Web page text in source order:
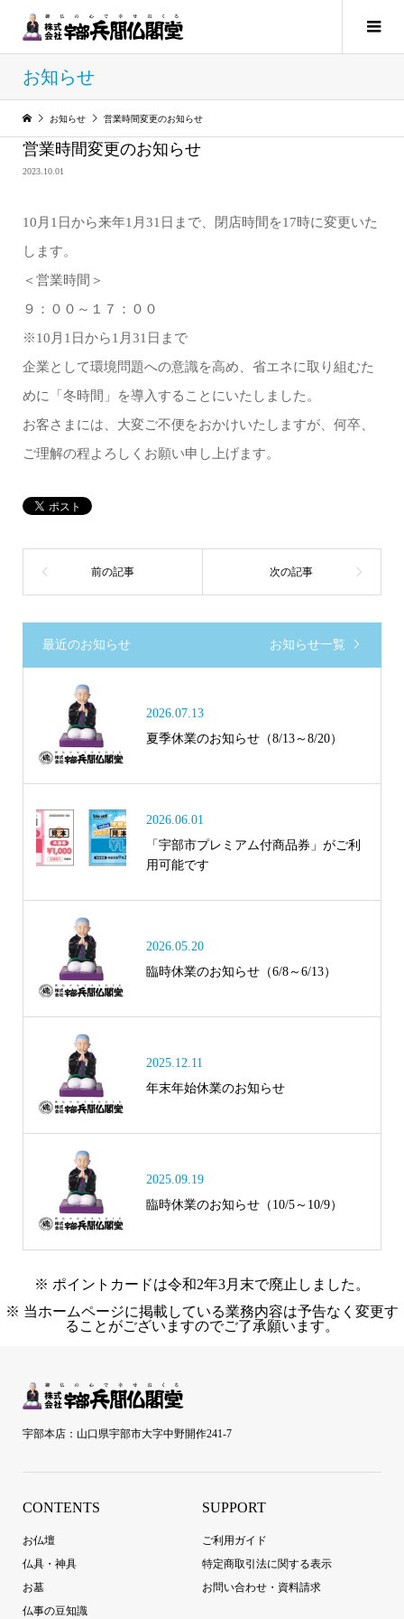
お知らせ
お知らせ 営業時間変更のお知らせ
営業時間変更のお知らせ
2023.10.01
10月1日から来年1月31日まで、閉店時間を17時に変更いた
します。
＜営業時間＞
９：００～１７：００
※10月1日から1月31日まで
企業として環境問題への意識を高め、省エネに取り組むた
めに「冬時間」を導入することにいたしました。
お客さまには、大変ご不便をおかけいたしますが、何卒、
ご理解の程よろしくお願い申し上げます。
最近のお知らせ お知らせ一覧
2026.07.13
夏季休業のお知らせ（8/13～8/20）
2026.06.01
「宇部市プレミアム付商品券」がご利
用可能です
2026.05.20
臨時休業のお知らせ（6/8～6/13）
2025.12.11
年末年始休業のお知らせ
2025.09.19
臨時休業のお知らせ（10/5～10/9）
※ ポイントカードは令和2年3月末で廃止しました。
※ 当ホームページに掲載している業務内容は予告なく変更す
ることがございますのでご了承願います。
宇部本店：山口県宇部市大字中野開作241-7
CONTENTS
お仏壇
仏具・神具
お墓
仏事の豆知識
SUPPORT
ご利用ガイド
特定商取引法に関する表示
お問い合わせ・資料請求